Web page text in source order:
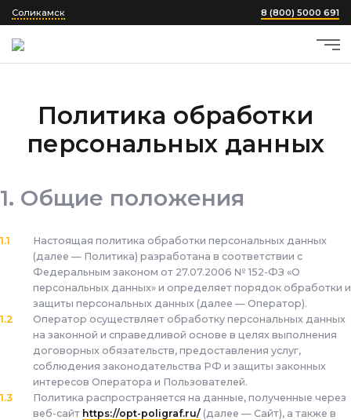
Соликамск 8 (800) 5000 691
Политика обработки
персональных данных
Общие положения
Настоящая политика обработки персональных данных
(далее — Политика) разработана в соответствии с
Федеральным законом от 27.07.2006 № 152-ФЗ «О
персональных данных» и определяет порядок обработки и
защиты персональных данных (далее — Оператор).
Оператор осуществляет обработку персональных данных
на законной и справедливой основе в целях выполнения
договорных обязательств, предоставления услуг,
соблюдения законодательства РФ и защиты законных
интересов Оператора и Пользователей.
Политика распространяется на данные, полученные через
веб-сайт https://opt-poligraf.ru/ (далее — Сайт), а также в